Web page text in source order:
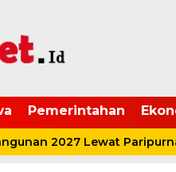
Pemerintahan
2027 Lewat Paripurna